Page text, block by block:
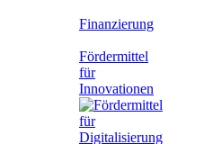
Finanzierung
Fördermittel
für
Innovationen